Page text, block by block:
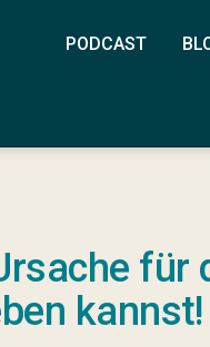
PODCAST
für
kannst!